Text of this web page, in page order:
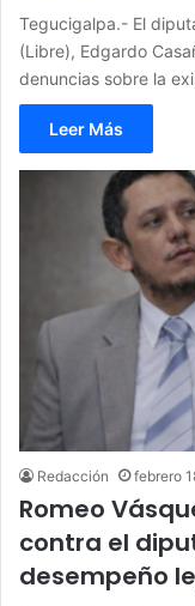
Tegucigalpa.- El
(Libre), Edgardo
denuncias sobre la
Leer Más
Redacción febrero
Romeo
contra el
desempeño